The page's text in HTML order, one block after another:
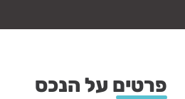
פרטים על הנכס